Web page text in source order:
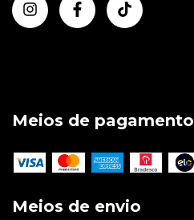
Meios de pagamento
Meios de envio